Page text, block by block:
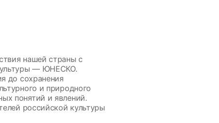
нашей страны с
— ЮНЕСКО.
до сохранения
и природного
понятий и явлений.
российской культуры